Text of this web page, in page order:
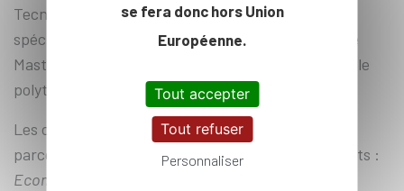
Tecnológico de Monterrey, et de poursuivre leur
spécialisation ensuite au sein d’un programmes de
Master of Science and Technology (MSc&T) à l’École
polytechnique.
Les candidats auront alors le choix entre les six
parcours de spécialisation de MSc&T de l’X suivants :
Economics for Smart Cities and Climate Policy
se fera donc hors Union
Européenne.
Tout accepter
Tout refuser
Personnaliser